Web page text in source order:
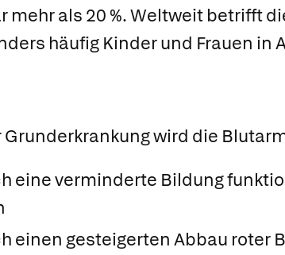
mehr als 20 %. Weltweit betrifft
häufig Kinder und Frauen in
Grunderkrankung wird die
eine verminderte Bildung
einen gesteigerten Abbau roter